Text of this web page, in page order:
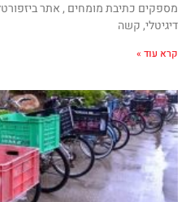
מספקים כתיבת מומחים , אתר
דיגיטלי, קשה
קרא עוד »